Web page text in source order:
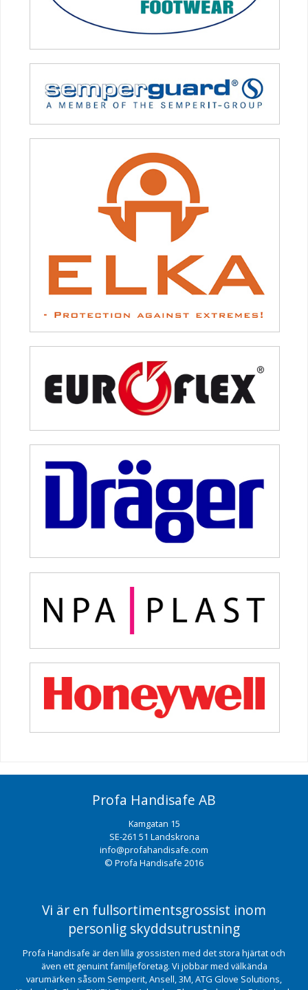
Profa Handisafe AB
Kamgatan 15
SE-261 51 Landskrona
info@profahandisafe.com
© Profa Handisafe 2016
Vi är en fullsortimentsgrossist inom
personlig skyddsutrustning
Profa Handisafe är den lilla grossisten med det stora hjärtat och
även ett genuint familjeföretag. Vi jobbar med välkända
varumärken såsom Semperit, Ansell, 3M, ATG Glove Solutions,